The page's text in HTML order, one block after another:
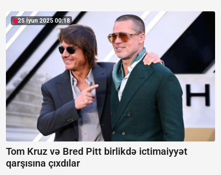
25 İyun 2025 00:18
Tom Kruz və Bred Pitt birlikdə ictimaiyyət
qarşısına çıxdılar